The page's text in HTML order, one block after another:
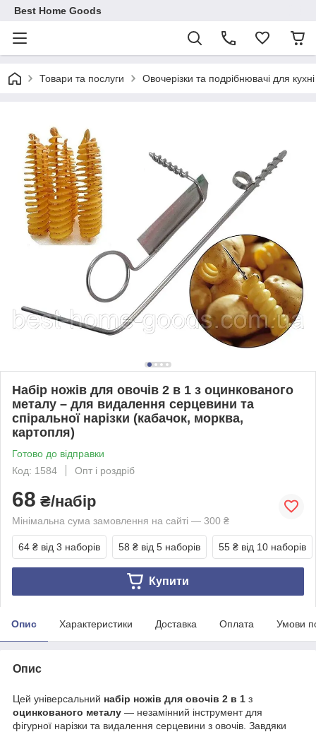
Best Home Goods
Товари та послуги Овочерізки та подрібнювачі для кухні
Набір ножів для овочів 2 в 1 з оцинкованого
металу – для видалення серцевини та
спіральної нарізки (кабачок, морква,
картопля)
Готово до відправки
Код: 1584
Опт і роздріб
68 ₴/набір
Мінімальна сума замовлення на сайті — 300 ₴
64 ₴ від 3 наборів 58 ₴ від 5 наборів 55 ₴ від 10 наборів
Купити
Опис Характеристики Доставка Оплата Умови
Опис
Цей універсальний набір ножів для овочів 2 в 1 з
оцинкованого металу — незамінний інструмент для
фігурної нарізки та видалення серцевини з овочів. Завдяки